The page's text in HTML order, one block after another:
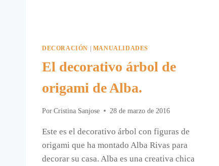
DECORACIÓN MANUALIDADES
El decorativo árbol de
origami de Alba.
Por Cristina Sanjose 28 de marzo de 2016
Este es el decorativo árbol con figuras de
origami que ha montado Alba Rivas para
decorar su casa. Alba es una creativa chica